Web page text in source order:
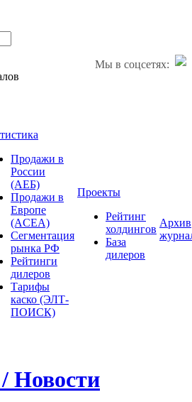
Мы в соцсетях:
Продажи в
России
(АЕБ)
Продажи в
Европе
(ACEA)
Сегментация
рынка РФ
Рейтинги
дилеров
Тарифы
каско (ЭЛТ-
ПОИСК)
Проекты
Рейтинг
холдингов
База
дилеров
Архив
Новости